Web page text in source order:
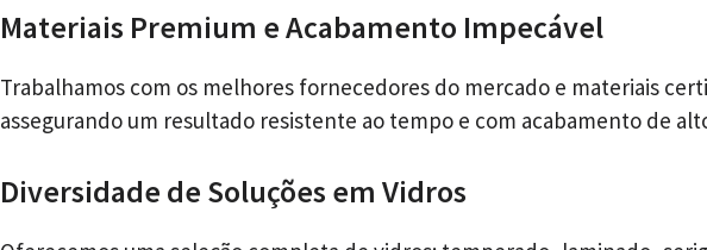
Materiais Premium e Acabamento Impecável
Trabalhamos com os melhores fornecedores do mercado e materiais
assegurando um resultado resistente ao tempo e com acabamento de
Diversidade de Soluções em Vidros